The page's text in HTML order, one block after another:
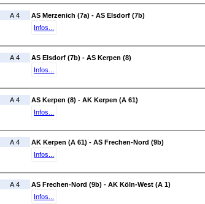
A 4
AS Merzenich (7a) - AS Elsdorf (7b)
Infos...
A 4
AS Elsdorf (7b) - AS Kerpen (8)
Infos...
A 4
AS Kerpen (8) - AK Kerpen (A 61)
Infos...
A 4
AK Kerpen (A 61) - AS Frechen-Nord (9b)
Infos...
A 4
AS Frechen-Nord (9b) - AK Köln-West (A 1)
Infos...